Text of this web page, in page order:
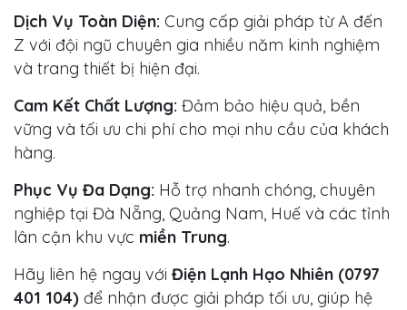
Dịch Vụ Toàn Diện: Cung cấp giải pháp từ A đến
Z với đội ngũ chuyên gia nhiều năm kinh nghiệm
và trang thiết bị hiện đại.
Cam Kết Chất Lượng: Đảm bảo hiệu quả, bền
vững và tối ưu chi phí cho mọi nhu cầu của khách
hàng.
Phục Vụ Đa Dạng: Hỗ trợ nhanh chóng, chuyên
nghiệp tại Đà Nẵng, Quảng Nam, Huế và các tỉnh
lân cận khu vực miền Trung.
Hãy liên hệ ngay với Điện Lạnh Hạo Nhiên (0797
401 104) để nhận được giải pháp tối ưu, giúp hệ